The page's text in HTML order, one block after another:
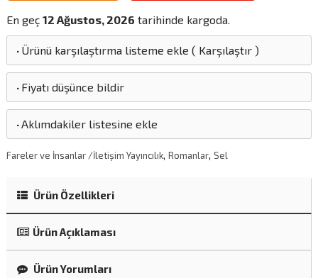
En geç 12 Ağustos, 2026 tarihinde kargoda.
· Ürünü karşılaştırma listeme ekle ( Karşılaştır)
· Fiyatı düşünce bildir
·Aklımdakiler listesine ekle
Fareler ve İnsanlar /İletişim Yayıncılık, Romanlar, Sel
Ürün Özellikleri
Ürün Açıklaması
Ürün Yorumları